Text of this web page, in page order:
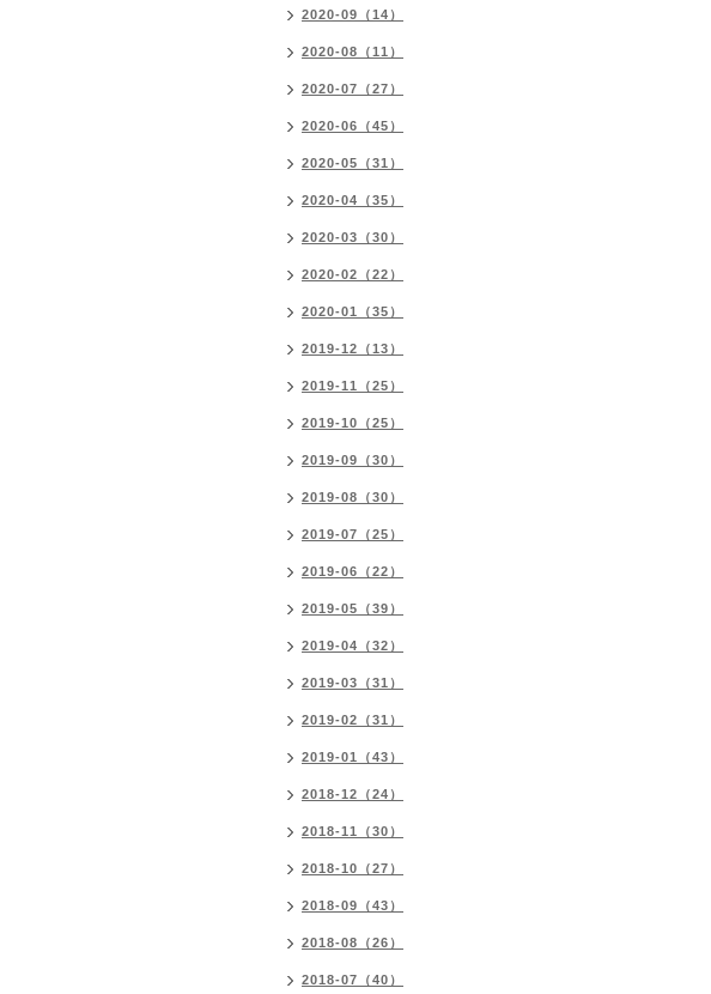
2020-09（14）
2020-08（11）
2020-07（27）
2020-06（45）
2020-05（31）
2020-04（35）
2020-03（30）
2020-02（22）
2020-01（35）
2019-12（13）
2019-11（25）
2019-10（25）
2019-09（30）
2019-08（30）
2019-07（25）
2019-06（22）
2019-05（39）
2019-04（32）
2019-03（31）
2019-02（31）
2019-01（43）
2018-12（24）
2018-11（30）
2018-10（27）
2018-09（43）
2018-08（26）
2018-07（40）